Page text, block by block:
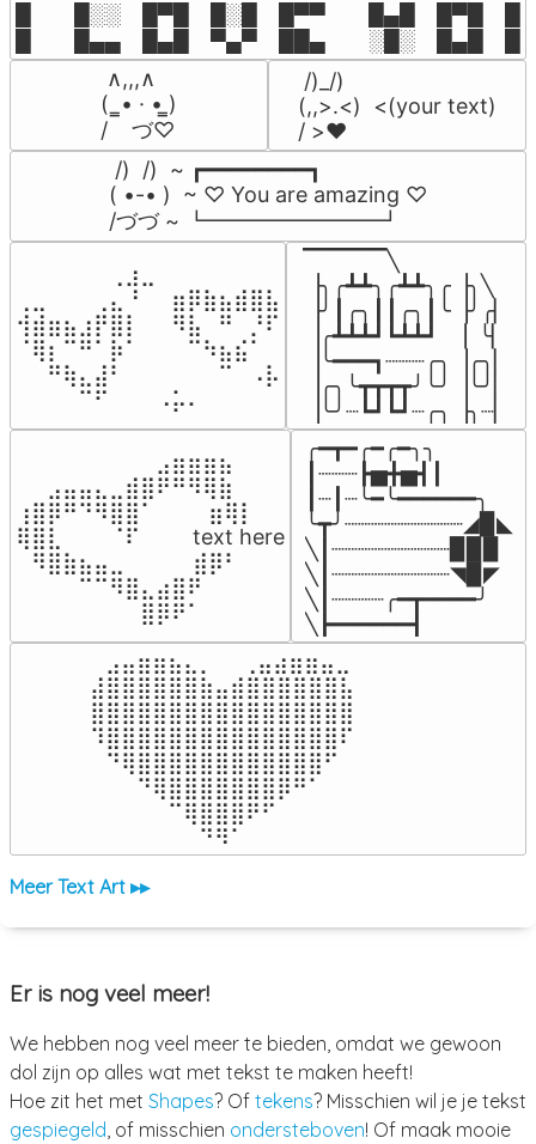
█  █░░ █▀█ █░█ █▀▀  █▄█ █▀█
█  █▄▄ █▄█ ▀▄▀ ██▄  ░█░ █▄█
∧,,,∧
(  ̳• · • ̳)
/    づ♡
/)_/)
(,,>.<)  <(your text)
/ >❤️
/)  /)  ~ ┏━━━━━━━━┓
( •-• )  ~ ♡ You are amazing ♡
/づづ ~ ┗━━━━━━━━┛
⠀⠀⠀⠀⠀⠀⢀⣰⣀⠀⠀⠀⠀⠀⠀⠀⠀
⢀⣀⠀⠀⠀⢀⣄⠘⠀⠀⣶⡿⣷⣦⣾⣿⣧
⢺⣾⣶⣦⣰⡟⣿⡇⠀⠀⠻⣧⠀⠛⠀⡘⠏
⠈⢿⡆⠉⠛⠁⡷⠁⠀⠀⠀⠉⠳⣦⣮⠁⠀
⠀⠀⠛⢷⣄⣼⠃⠀⠀⠀⠀⠀⠀⠉⠀⠠⡧
⠀⠀⠀⠀⠉⠋⠀⠀⠀⠠⡥⠄⠀⠀⠀⠀⠀
▔▔▔▔▔╲
▕╮╭┻┻╮╭┻┻╮╭▕╮╲
▕╯┃╭╮┃┃╭╮┃╰▕╯╭▏
▕╭┻┻┻┛┗┻┻┛  ▕  ╰▏
▕╰━━━┓┈┈┈╭╮▕╭╮▏
▕╭╮╰┳┳┳┳╯╰╯▕╰╯▏
▕╰╯┈┗┛┗┛┈╭╮▕╮┈▏
⠀⠀⠀⠀⠀⠀⠀⠀⠀⣠⣶⣶⣶⣦⠀⠀
⠀⠀⣠⣤⣤⣄⣀⣾⣿⠟⠛⠻⢿⣷⠀
⢰⣿⡿⠛⠙⠻⣿⣿⠁⠀⠀ ⠀⣶⢿⡇
⢿⣿⣇⠀⠀⠀⠈⠏⠀⠀⠀ text here
⠀⠻⣿⣷⣦⣤⣀⠀⠀⠀ ⠀⣾⡿⠃⠀
⠀⠀⠀⠀⠉⠉⠻⣿⣄⣴⣿⠟⠀⠀⠀
⠀⠀⠀⠀⠀⠀⠀⠀⣿⡿⠟⠁⠀⠀⠀
╭━┳━╭━╭━╮╮
┃┈┈┈┣▅╋▅┫┃
┃┈┃┈╰━╰━━━━━━╮
╰┳╯┈┈┈┈┈┈┈┈┈◢▉◣
╲┃┈┈┈┈┈┈┈┈┈▉▉▉
╲┃┈┈┈┈┈┈┈┈┈◥▉◤
╲┃┈┈┈┈╭━┳━━━━╯
╲┣━━━━━━┫﻿
⠀⣠⣤⣶⣶⣦⣄⡀  ⠀⢀⣤⣴⣶⣶⣤⣀⠀
⣼⣿⣿⣿⣿⣿⣿⣷⣤⣾⣿⣿⣿⣿⣿⣿⣧
⣿⣿⣿⣿⣿⣿⣿⣿⣿⣿⣿⣿⣿⣿⣿⣿⣿
⠹⣿⣿⣿⣿⣿⣿⣿⣿⣿⣿⣿⣿⣿⣿⣿⠏
⠀⠙⢿⣿⣿⣿⣿⣿⣿⣿⣿⣿⣿⣿⣿⠋⠀
⠀⠀⠀⠙⢿⣿⣿⣿⣿⣿⣿⣿⡿⠛⠁⠀⠀
⠀⠀⠀⠀⠀⠉⢿⣿⣿⣿⠟⠋⠀⠀⠀⠀⠀
⠀⠀⠀⠀⠀⠀⠀⠙⠻⠁⠀⠀⠀⠀⠀⠀⠀⠀⠀⠀⠀⠀⠀
Meer Text Art ▸▸
Er is nog veel meer!
We hebben nog veel meer te bieden, omdat we gewoon
dol zijn op alles wat met tekst te maken heeft!
Hoe zit het met Shapes? Of tekens? Misschien wil je je tekst
gespiegeld, of misschien ondersteboven! Of maak mooie